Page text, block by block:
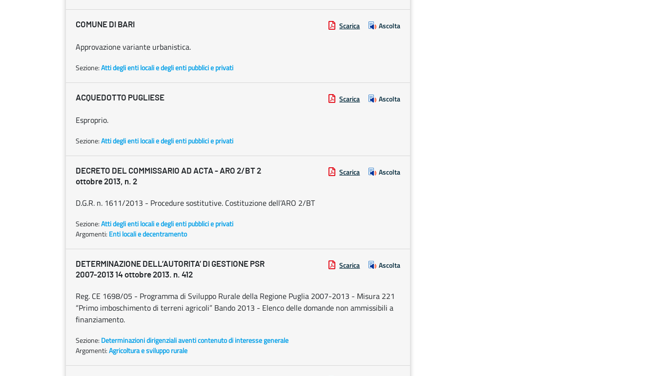
COMUNE DI BARI Scarica Ascolta
Approvazione variante urbanistica.
Sezione:Atti degli enti locali e degli enti pubblici e privati
ACQUEDOTTO PUGLIESE Scarica Ascolta
Esproprio.
Sezione:Atti degli enti locali e degli enti pubblici e privati
DECRETO DEL COMMISSARIO AD ACTA - ARO 2/BT 2
ottobre 2013, n. 2
Scarica Ascolta
D.G.R. n. 1611/2013 - Procedure sostitutive. Costituzione dell’ARO 2/BT
Sezione:Atti degli enti locali e degli enti pubblici e privati
Argomenti: Enti locali e decentramento
DETERMINAZIONE DELL’AUTORITA’ DI GESTIONE PSR
2007-2013 14 ottobre 2013. n. 412
Scarica Ascolta
Reg. CE 1698/05 - Programma di Sviluppo Rurale della Regione Puglia 2007-2013 - Misura 221
“Primo imboschimento di terreni agricoli” Bando 2013 - Elenco delle domande non ammissibili a
finanziamento.
Sezione: Determinazioni dirigenziali aventi contenuto di interesse generale
Argomenti:Agricoltura e sviluppo rurale